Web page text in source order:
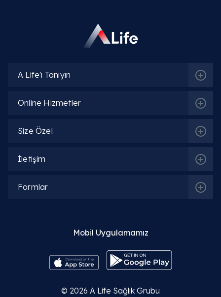
İlgili Hekimler
Detaylı Bilgi
A Life'ı Tanıyın
Online Hizmetler
Size Özel
İletişim
Formlar
Mobil Uygulamamız
© 2026 A Life Sağlık Grubu